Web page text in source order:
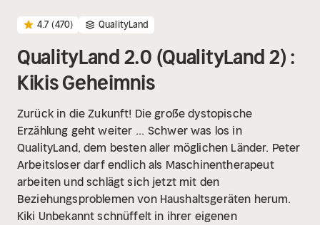
4.7 (470) QualityLand
QualityLand 2.0 (QualityLand 2) :
Kikis Geheimnis
Zurück in die Zukunft! Die große dystopische
Erzählung geht weiter ... Schwer was los in
QualityLand, dem besten aller möglichen Länder. Peter
Arbeitsloser darf endlich als Maschinentherapeut
arbeiten und schlägt sich jetzt mit den
Beziehungsproblemen von Haushaltsgeräten herum.
Kiki Unbekannt schnüffelt in ihrer eigenen